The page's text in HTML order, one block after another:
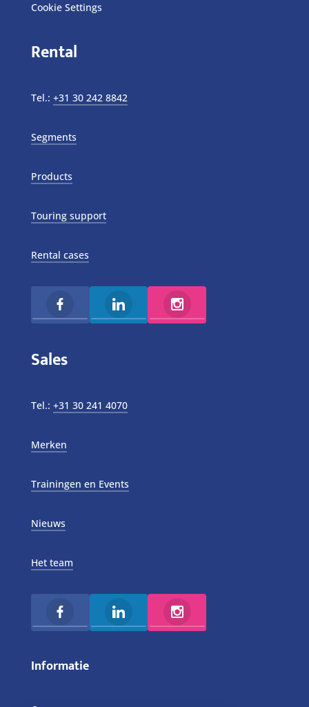
Cookie Settings
Rental
Tel.: +31 30 242 8842
Segments
Products
Touring support
Rental cases
Sales
Tel.: +31 30 241 4070
Merken
Trainingen en Events
Nieuws
Het team
Informatie